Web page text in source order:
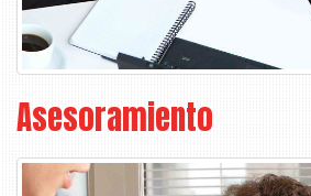
Asesoramiento